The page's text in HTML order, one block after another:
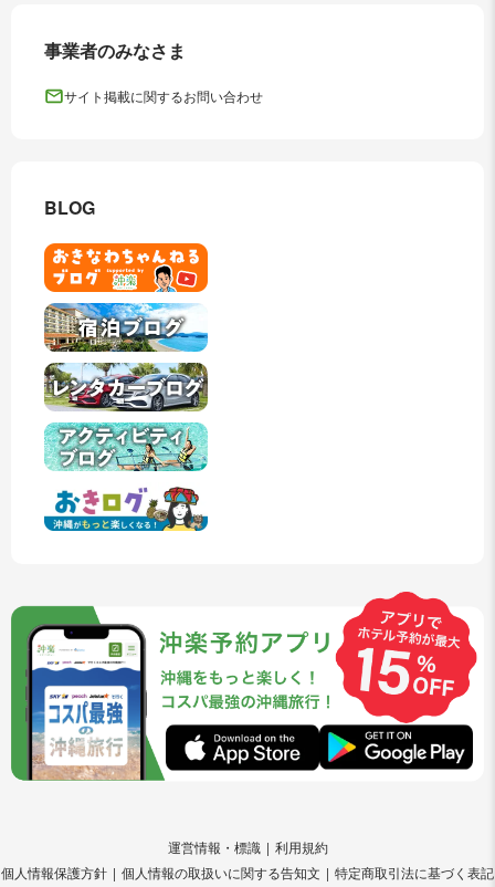
事業者のみなさま
サイト掲載に関するお問い合わせ
BLOG
運営情報・標識
利用規約
個人情報保護方針
個人情報の取扱いに関する告知文 特定商取引法に基づく表記